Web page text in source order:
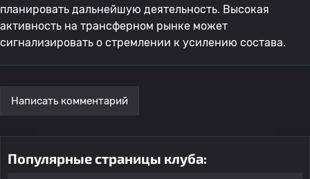
планировать дальнейшую деятельность. Высокая
активность на трансферном рынке может
сигнализировать о стремлении к усилению состава.
Написать комментарий
Популярные страницы клуба: